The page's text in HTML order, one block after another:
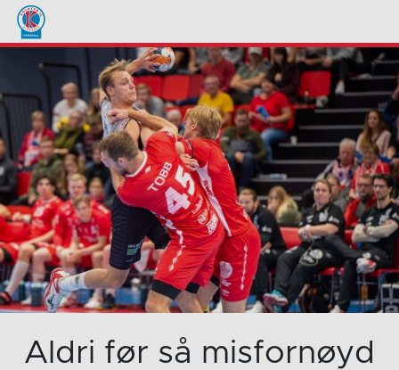
Aldri før så misfornøyd